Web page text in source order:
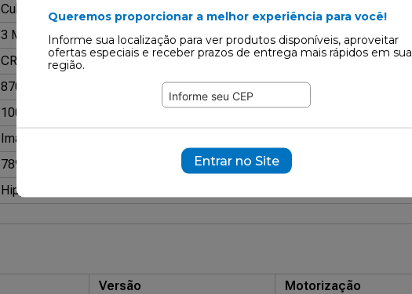
Queremos proporcionar a melhor experiência para você!
Informe sua localização para ver produtos disponíveis, aproveitar
ofertas especiais e receber prazos de entrega mais rápidos em sua
região.
Entrar no Site
Cubo de Roda
3 Meses
CRC04005
87085099
10014801822
Imagens meramente ilustrativas.
7891579855763
Hipper Freios: HFCT25
Versão Motorização